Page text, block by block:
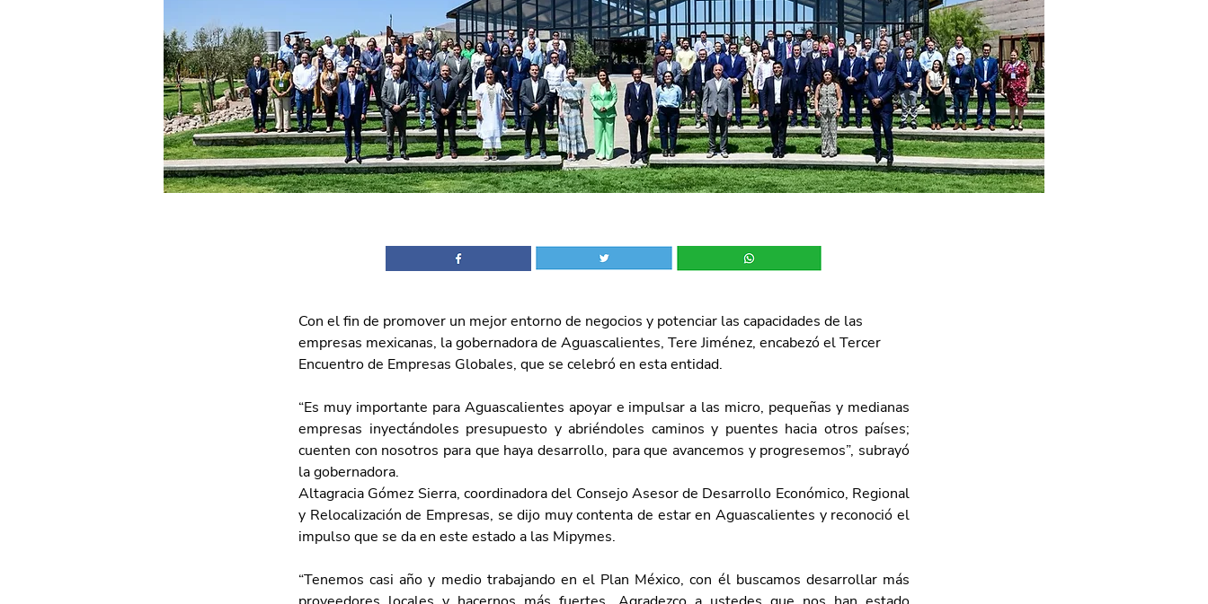
Con el fin de promover un mejor entorno de negocios y potenciar las capacidades de las
empresas mexicanas, la gobernadora de Aguascalientes, Tere Jiménez, encabezó el Tercer
Encuentro de Empresas Globales, que se celebró en esta entidad.
“Es muy importante para Aguascalientes apoyar e impulsar a las micro, pequeñas y medianas
empresas inyectándoles presupuesto y abriéndoles caminos y puentes hacia otros países;
cuenten con nosotros para que haya desarrollo, para que avancemos y progresemos”, subrayó
la gobernadora.
Altagracia Gómez Sierra, coordinadora del Consejo Asesor de Desarrollo Económico, Regional
y Relocalización de Empresas, se dijo muy contenta de estar en Aguascalientes y reconoció el
impulso que se da en este estado a las Mipymes.
“Tenemos casi año y medio trabajando en el Plan México, con él buscamos desarrollar más